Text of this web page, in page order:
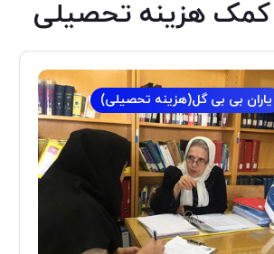
کمک هزینه تحصیلی
یاران بی بی گل(هزینه تحصیلی)